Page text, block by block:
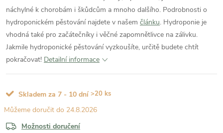
náchylné k chorobám i škůdcům a mnoho dalšího. Podrobnosti o
hydroponickém pěstování najdete v našem článku. Hydroponie je
vhodná také pro začátečníky i věčné zapomnětlivce na zálivku.
Jakmile hydroponické pěstování vyzkoušíte, určitě budete chtít
pokračovat! Detailní informace
Skladem za 7 - 10 dní >20 ks
24.8.2026
Možnosti doručení